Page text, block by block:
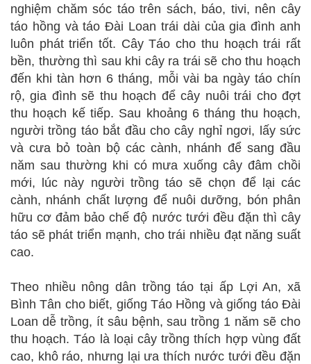
nghiệm chăm sóc táo trên sách, báo, tivi, nên cây
táo hồng và táo Đài Loan trái dài của gia đình anh
luôn phát triển tốt. Cây Táo cho thu hoạch trái rất
bền, thường thì sau khi cây ra trái sẽ cho thu hoạch
đến khi tàn hơn 6 tháng, mỗi vài ba ngày táo chín
rộ, gia đình sẽ thu hoạch để cây nuôi trái cho đợt
thu hoạch kế tiếp. Sau khoảng 6 tháng thu hoạch,
người trồng táo bắt đầu cho cây nghỉ ngơi, lấy sức
và cưa bỏ toàn bộ các cành, nhánh để sang đầu
năm sau thường khi có mưa xuống cây đâm chồi
mới, lúc này người trồng táo sẽ chọn để lại các
cành, nhánh chất lượng để nuôi dưỡng, bón phân
hữu cơ đảm bảo chế độ nước tưới đều đặn thì cây
táo sẽ phát triển mạnh, cho trái nhiều đạt năng suất
cao.
Theo nhiều nông dân trồng táo tại ấp Lợi An, xã
Bình Tân cho biết, giống Táo Hồng và giống táo Đài
Loan dễ trồng, ít sâu bệnh, sau trồng 1 năm sẽ cho
thu hoạch. Táo là loại cây trồng thích hợp vùng đất
cao, khô ráo, nhưng lại ưa thích nước tưới đều đặn